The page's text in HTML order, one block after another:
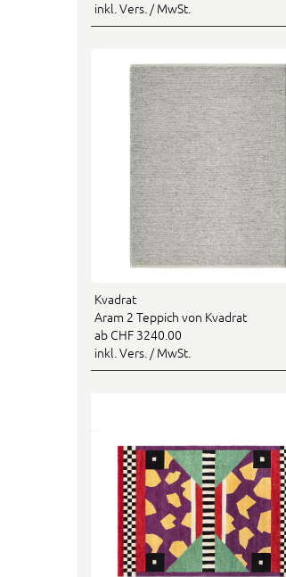
inkl. Vers. / MwSt.
Kvadrat
Aram 2 Teppich von Kvadrat
ab CHF 3240.00
inkl. Vers. / MwSt.